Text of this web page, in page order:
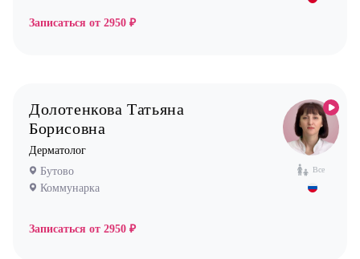
Записаться от 2950 ₽
Все
Долотенкова Татьяна
Борисовна
Дерматолог
Бутово
Коммунарка
Записаться от 2950 ₽